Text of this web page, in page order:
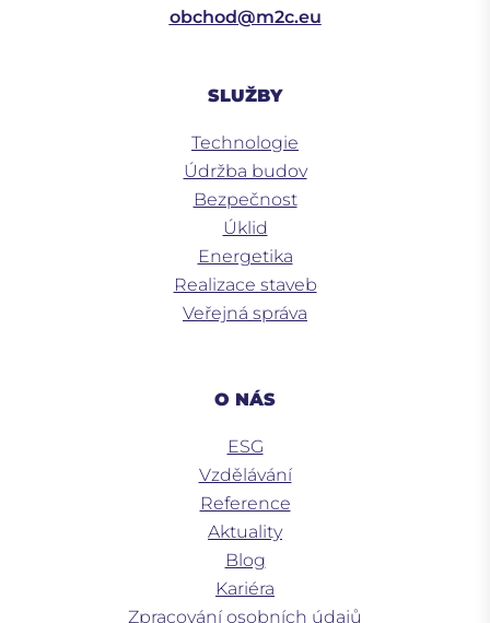
obchod@m2c.eu
SLUŽBY
Technologie
Údržba budov
Bezpečnost
Úklid
Energetika
Realizace staveb
Veřejná správa
O NÁS
ESG
Vzdělávání
Reference
Aktuality
Blog
Kariéra
Zpracování osobních údajů